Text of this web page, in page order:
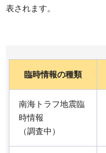
表されます。
臨時情報の種類
南海トラフ地震臨
時情報
（調査中）